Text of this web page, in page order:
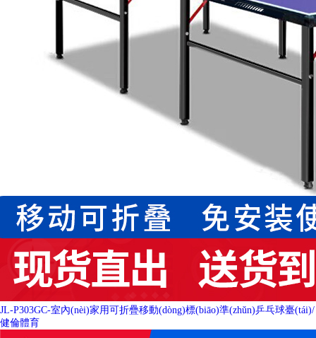
JL-P303GC-室內(nèi)家用可折疊移動(dòng)標(biāo)準(zhǔn)乒乓球臺(tái)/
健倫體育